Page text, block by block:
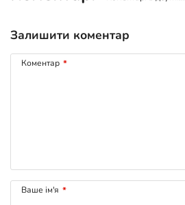
Залишити коментар
Коментар *
Ваше ім'я *